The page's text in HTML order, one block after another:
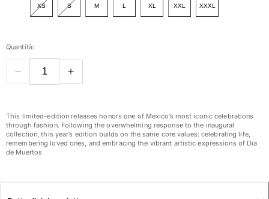
Costumi da bagno
Slips
Vedi tutti i Costumi da bagno
Abbigliamento
XS S M L XL XXL XXXL
Quantità:
This limited-edition releases honors one of Mexico’s most iconic celebrations
through fashion. Following the overwhelming response to the inaugural
collection, this year’s edition builds on the same core values: celebrating life,
remembering loved ones, and embracing the vibrant artistic expressions of Dia
de Muertos